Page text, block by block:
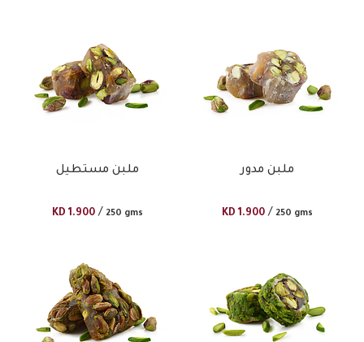
ملبن مستطيل
KD 1.900 / 250 gms
ملبن مدور
KD 1.900 / 250 gms